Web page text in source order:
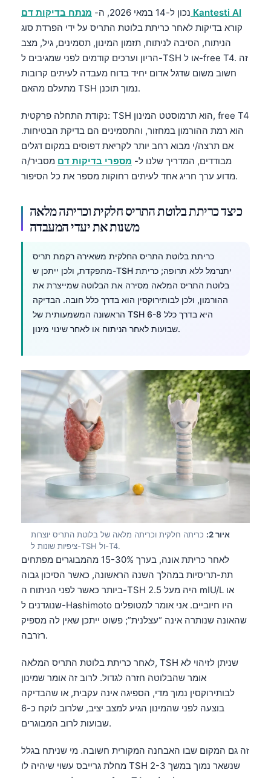
נכון ל-14 במאי 2026, ה- מנתח בדיקות דם Kantesti AI
קורא בדיקות לאחר כריתת בלוטת התריס על ידי הפרדת סוג
הניתוח, הסיבה לניתוח, תזמון המינון, תסמינים, גיל, מצב
הריון וערכים קודמים לפני שמגיבים ל-TSH או ל-free T4. זה
חשוב משום שדגל אדום יחיד בדוח מעבדה לעיתים קרובות
מתעלם מהאם TSH נמוך תוכנן.
נקודת התחלה פרקטית: TSH הוא תרמוסטט המינון, free T4
הוא רמת ההורמון במחזור, והתסמינים הם בדיקת הבטיחות.
אם תרצה/י מבוא רחב יותר לקריאת דפוסים במקום דגלים
מבודדים, המדריך שלנו ל- מספרי בדיקות דם מסביר/ה
מדוע ערך חריג אחד לעיתים רחוקות מספר את כל הסיפור.
כיצד כריתת בלוטת התריס חלקית וכריתה מלאה
משנות את יעדי המעבדה
כריתת בלוטת התריס החלקית משאירה רקמת תריס
מתפקדת, ולכן ייתכן ש-TSH יתנרמל ללא תרופה; כריתת
בלוטת התריס המלאה מסירה את הבלוטה שמייצרת את
ההורמון, ולכן לבותירוקסין הוא בדרך כלל חובה. הבדיקה
הראשונה המשמעותית של TSH היא בדרך כלל 6-8
שבועות לאחר הניתוח או לאחר שינוי מינון.
איור 2:
כריתה חלקית וכריתה מלאה של בלוטת התריס יוצרות
ציפיות שונות ל-TSH ול-T4.
לאחר כריתת אונה, בערך 15-30% מהמבוגרים מפתחים
תת-תריסיות במהלך השנה הראשונה, כאשר הסיכון גבוה
ביותר כאשר לפני הניתוח ה-TSH היה מעל 2.5 mIU/L או
שנוגדנים ל-Hashimoto היו חיוביים. אני אומר למטופלים
שהאונה שנותרה אינה “עצלנית”; פשוט ייתכן שאין לה מספיק
רזרבה.
לאחר כריתת בלוטת התריס המלאה, TSH שניתן לזיהוי לא
אומר שהבלוטה חזרה לגדול. לרוב זה אומר שמינון
לבותירוקסין נמוך מדי, הספיגה אינה עקבית, או שהבדיקה
בוצעה לפני שהמינון הגיע למצב יציב, שלרוב לוקח כ-6
שבועות לרוב המבוגרים.
זה גם המקום שבו האבחנה המקורית חשובה. מי שניתח בגלל
מחלת גרייבס עשוי שיהיה לו TSH שנשאר נמוך במשך 2-3